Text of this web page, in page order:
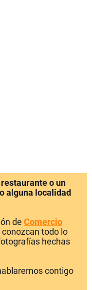
o un
alguna localidad
de Comercio
todo lo
hechas
contigo